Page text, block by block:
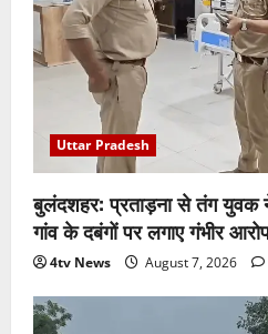
Uttar Pradesh
बुलंदशहर: प्रताड़ना से तंग युवक
गांव के दबंगों पर लगाए गंभीर
4tv News August 7, 2026